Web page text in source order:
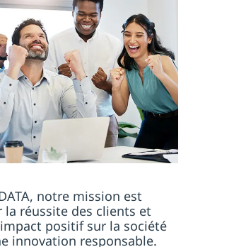
notre mission est
la réussite des clients et
impact positif sur la société
innovation responsable.